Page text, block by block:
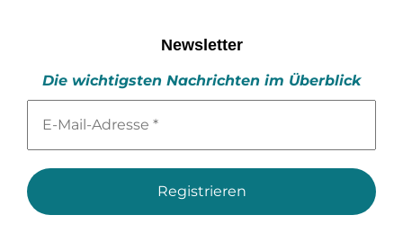
Newsletter
Die wichtigsten Nachrichten im Überblick
Mail-
*